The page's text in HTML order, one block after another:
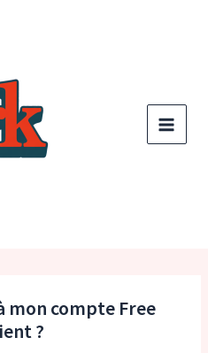
mon compte Free
?